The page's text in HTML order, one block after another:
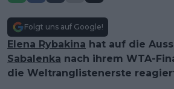
Folgt uns auf Google!
Elena Rybakina hat auf die
Sabalenka nach ihrem WTA-
die Weltranglistenerste